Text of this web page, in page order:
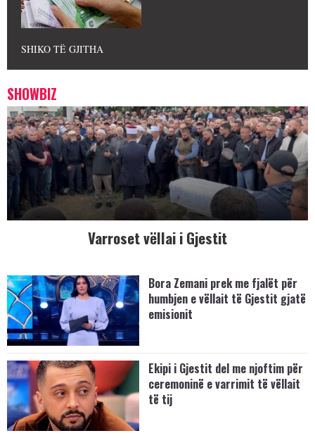
SHIKO TË GJITHA
SHOWBIZ
Varroset vëllai i Gjestit
Bora Zemani prek me fjalët për
humbjen e vëllait të Gjestit gjatë
emisionit
Ekipi i Gjestit del me njoftim për
ceremoninë e varrimit të vëllait
të tij